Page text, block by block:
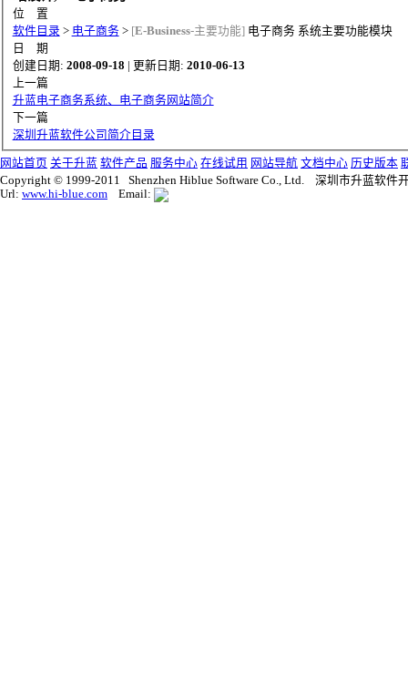
位 置
软件目录 > 电子商务 > [E-Business-主要功能] 电子商务 系统主要功能模块
日 期
创建日期: 2008-09-18 | 更新日期: 2010-06-13
上一篇
升蓝电子商务系统、电子商务网站简介
下一篇
深圳升蓝软件公司简介目录
网站首页 关于升蓝 软件产品 服务中心 在线试用 网站导航 文档中心 历史版本
Copyright © 1999-2011 Shenzhen Hiblue Software Co., Ltd. 深圳市升蓝软件
Url: www.hi-blue.com Email: